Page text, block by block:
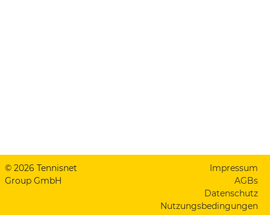
© 2026 Tennisnet
Group GmbH
Impressum
AGBs
Datenschutz
Nutzungsbedingungen